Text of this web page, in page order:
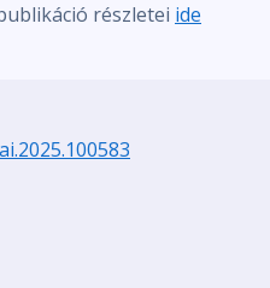
részletei ide